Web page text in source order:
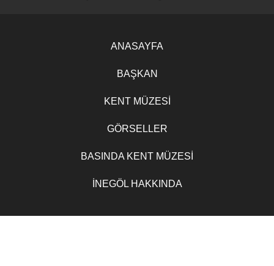
ANASAYFA
BAŞKAN
KENT MÜZESİ
GÖRSELLER
BASINDA KENT MÜZESİ
İNEGÖL HAKKINDA